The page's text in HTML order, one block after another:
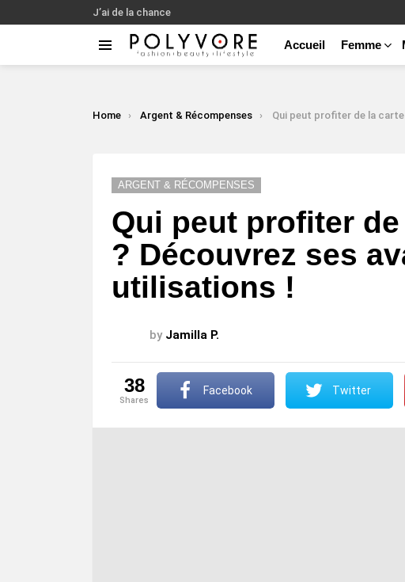
J’ai de la chance
Accueil Femme
You are here:
Home Argent & Récompenses Qui peut profiter de la carte illicado ? Découvrez ses
ARGENT & RÉCOMPENSES
Qui peut profiter
? Découvrez ses
utilisations !
by Jamilla P.
38
shares
Facebook Twitter